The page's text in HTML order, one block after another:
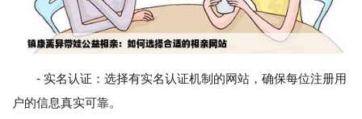
- 实名认证：选择有实名认证机制的网站，确保每位注册用
户的信息真实可靠。